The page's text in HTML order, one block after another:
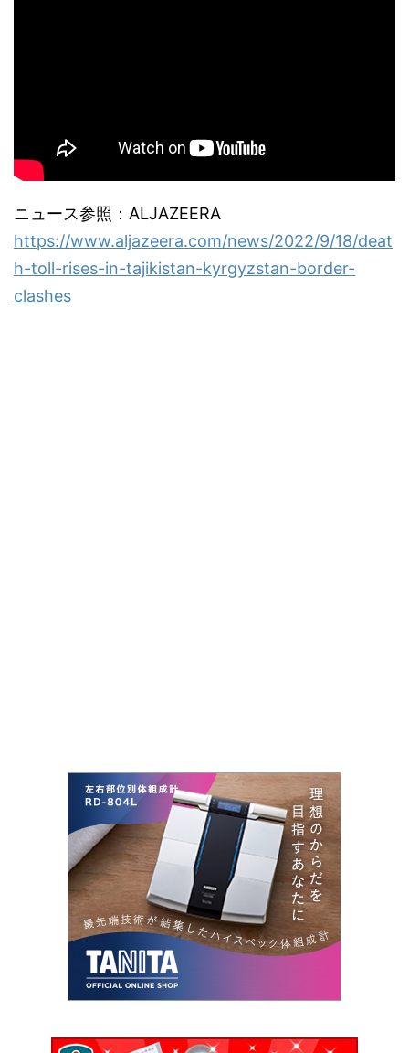
ニュース参照：ALJAZEERA
https://www.aljazeera.com/news/2022/9/18/deat
h-toll-rises-in-tajikistan-kyrgyzstan-border-
clashes